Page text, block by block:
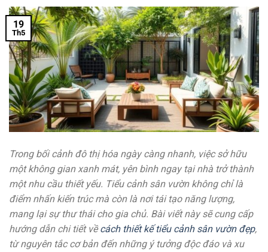
19
Th5
Trong bối cảnh đô thị hóa ngày càng nhanh, việc sở hữu
một không gian xanh mát, yên bình ngay tại nhà trở thành
một nhu cầu thiết yếu. Tiểu cảnh sân vườn không chỉ là
điểm nhấn kiến trúc mà còn là nơi tái tạo năng lượng,
mang lại sự thư thái cho gia chủ. Bài viết này sẽ cung cấp
hướng dẫn chi tiết vềcách thiết kế tiểu cảnh sân vườn đẹp,
từ nguyên tắc cơ bản đến những ý tưởng độc đáo và xu